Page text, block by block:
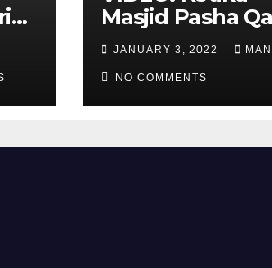
Masjid Pasha
Diubah Menjadi
Gereja Katolik
Pecs, Hungaria
JANUARY 3, 2022
NO COMMENTS